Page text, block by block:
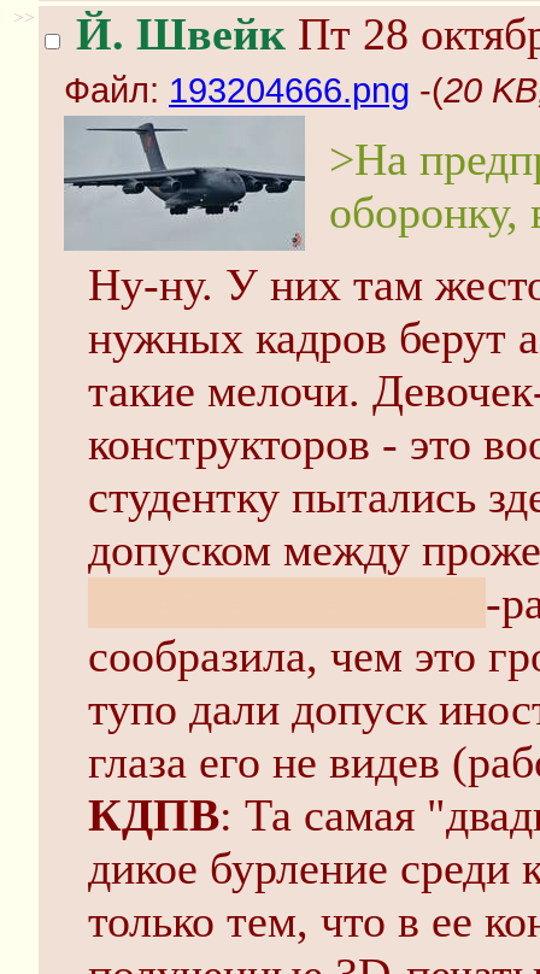
>> Й. Швейк Пт 28
Файл: 193204666.png -(20
>На
оборонку,
Ну-ну. У них там
нужных кадров берут
такие мелочи.
конструкторов - это
студентку пытались
допуском между
-
сообразила, чем это
тупо дали допуск
глаза его не видев
КДПВ: Та самая
дикое бурление среди
только тем, что в ее